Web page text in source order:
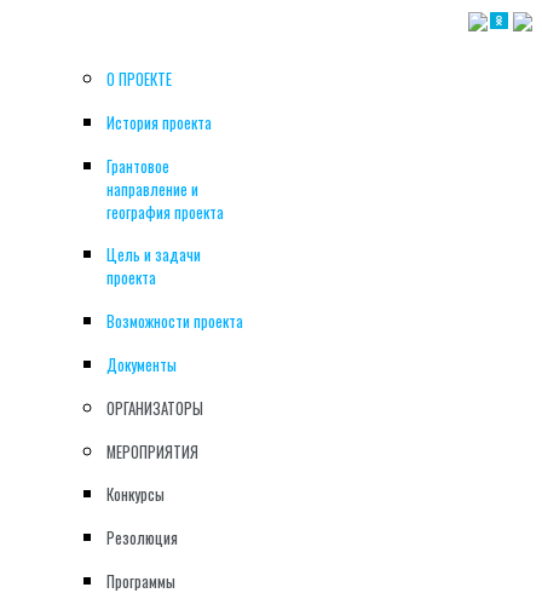
О ПРОЕКТЕ
История проекта
Грантовое
направление и
география проекта
Цель и задачи
проекта
Возможности проекта
Документы
ОРГАНИЗАТОРЫ
МЕРОПРИЯТИЯ
Конкурсы
Резолюция
Программы